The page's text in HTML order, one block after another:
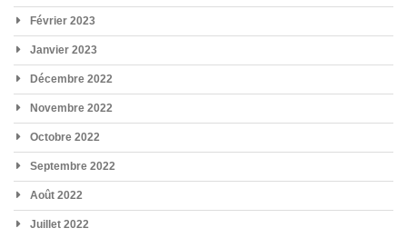
Février 2023
Janvier 2023
Décembre 2022
Novembre 2022
Octobre 2022
Septembre 2022
Août 2022
Juillet 2022